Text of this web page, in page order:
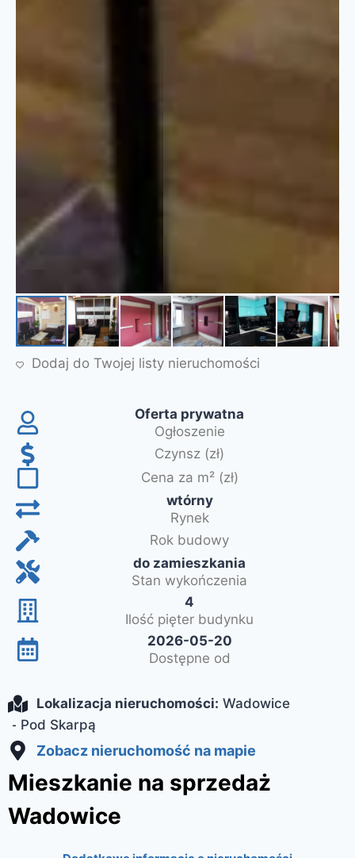
Dodaj do Twojej listy nieruchomości
Oferta prywatna
Ogłoszenie
Czynsz (zł)
Cena za m² (zł)
wtórny
Rynek
Rok budowy
do zamieszkania
Stan wykończenia
4
Ilość pięter budynku
2026-05-20
Dostępne od
Lokalizacja nieruchomości: Wadowice
- Pod Skarpą
Zobacz nieruchomość na mapie
Mieszkanie na sprzedaż
Wadowice